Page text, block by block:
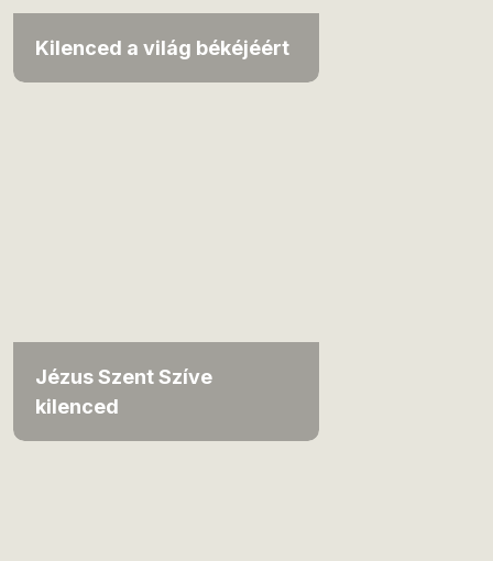
Kilenced a világ békéjéért
Jézus Szent Szíve
kilenced